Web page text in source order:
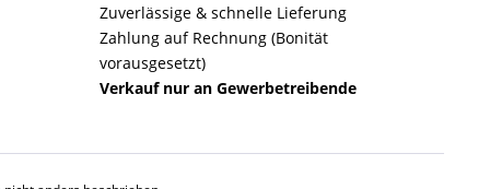
Zuverlässige & schnelle Lieferung
Zahlung auf Rechnung (Bonität
vorausgesetzt)
Verkauf nur an Gewerbetreibende